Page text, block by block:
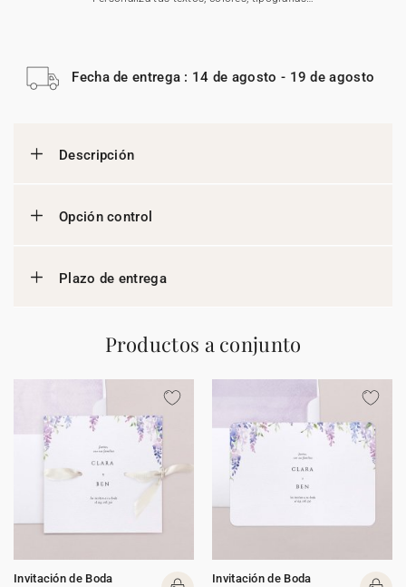
Fecha de entrega : 14 de agosto - 19 de agosto
Descripción
Opción control
Plazo de entrega
Productos a conjunto
Invitación de Boda
Invitación de Boda